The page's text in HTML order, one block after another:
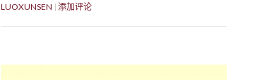
LUOXUNSEN 添加评论